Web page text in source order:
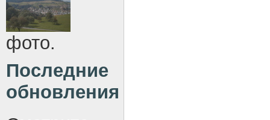
фото.
Последние
обновления